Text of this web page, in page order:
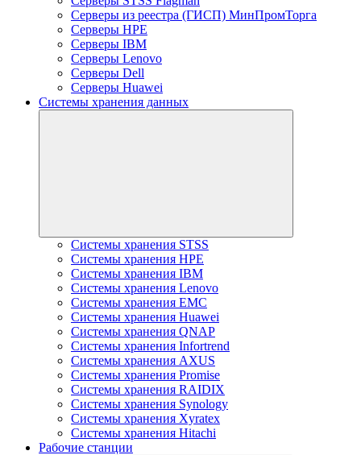
Серверы из реестра (ГИСП) МинПромТорга
Серверы HPE
Серверы IBM
Серверы Lenovo
Серверы Dell
Серверы Huawei
Системы хранения данных
Системы хранения STSS
Системы хранения HPE
Системы хранения IBM
Системы хранения Lenovo
Системы хранения EMC
Системы хранения Huawei
Системы хранения QNAP
Системы хранения Infortrend
Системы хранения AXUS
Системы хранения Promise
Системы хранения RAIDIX
Системы хранения Synology
Системы хранения Xyratex
Системы хранения Hitachi
Рабочие станции